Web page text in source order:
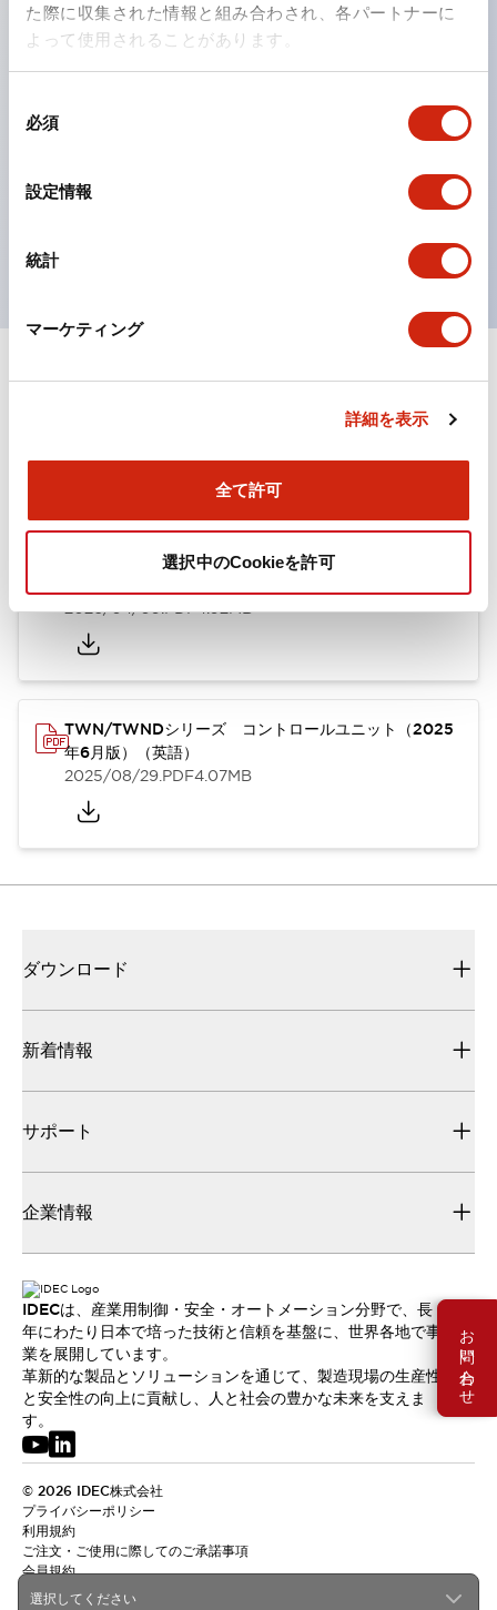
た際に収集された情報と組み合わされ、各パートナーに
よって使用されることがあります。
必須
設定情報
統計
マーケティング
詳細を表示
全て許可
選択中のCookieを許可
お問い合わせ
を搭載。
高電圧タイプのLED球が搭載可能になり、ダイレクト
タイプの定格使用電圧が最大240Vまで対応可能になり
ました。
ひとつで6色の役をこなすLED球（LSRD球）。これま
で色ごとに分かれていたLED球を、1色のLED球で各色
UL、CSA、TÜV、CCC認証品。
TWN/TWNDシリーズ コントロールユニット（2025
2026/04/09.PDF4.92MB
TWN/TWNDシリーズ コントロールユニット（2025
年6月版）（英語）
2025/08/29.PDF4.07MB
選択してください
ダウンロード
新着情報
サポート
企業情報
IDECは、産業用制御・安全・オートメーション分野で、長
年にわたり日本で培った技術と信頼を基盤に、世界各地で事
業を展開しています。
革新的な製品とソリューションを通じて、製造現場の生産性
と安全性の向上に貢献し、人と社会の豊かな未来を支えま
す。
© 2026 IDEC株式会社
プライバシーポリシー
利用規約
ご注文・ご使用に際してのご承諾事項
会員規約